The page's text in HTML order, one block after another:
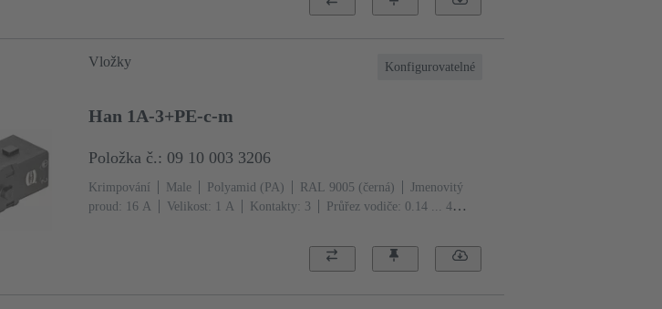
Konfigurovatelné
Vložky
Han 1A-3+PE-c-m
Položka č.: 09 10 003 3206
Krimpování Male Polyamid (PA) RAL 9005 (černá)
Jmenovitý
proud: ‌16 A
Velikost: 1 A Kontakty: 3
Průřez vodiče: 0.14 ... 4